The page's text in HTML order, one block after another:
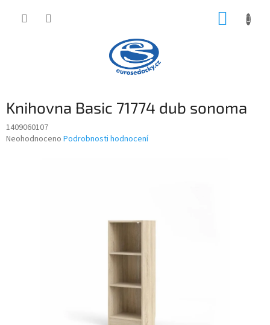
Knihovna Basic 71774 dub sonoma
1409060107
Průměrné
Neohodnoceno Podrobnosti hodnocení